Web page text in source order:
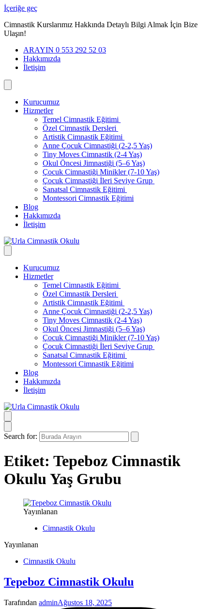
İçeriğe geç
Cimnastik Kurslarımız Hakkında Detaylı Bilgi Almak İçin Bize
Ulaşın!
ARAYIN 0 553 292 52 03
Hakkımızda
İletişim
Kurucumuz
Hizmetler
Temel Cimnastik Eğitimi
Özel Cimnastik Dersleri
Artistik Cimnastik Eğitimi
Anne Çocuk Cimnastiği (2-2,5 Yaş)
Tiny Moves Cimnastik (2-4 Yaş)
Okul Öncesi Jimnastiği (5–6 Yaş)
Çocuk Cimnastiği Minikler (7-10 Yaş)
Çocuk Cimnastiği İleri Seviye Grup
Sanatsal Cimnastik Eğitimi
Montessori Cimnastik Eğitimi
Blog
Hakkımızda
İletişim
Kurucumuz
Hizmetler
Temel Cimnastik Eğitimi
Özel Cimnastik Dersleri
Artistik Cimnastik Eğitimi
Anne Çocuk Cimnastiği (2-2,5 Yaş)
Tiny Moves Cimnastik (2-4 Yaş)
Okul Öncesi Jimnastiği (5–6 Yaş)
Çocuk Cimnastiği Minikler (7-10 Yaş)
Çocuk Cimnastiği İleri Seviye Grup
Sanatsal Cimnastik Eğitimi
Montessori Cimnastik Eğitimi
Blog
Hakkımızda
İletişim
Search for:
Etiket: Tepeboz Cimnastik
Okulu Yaş Grubu
Yayınlanan
Cimnastik Okulu
Yayınlanan
Cimnastik Okulu
Tepeboz Cimnastik Okulu
Tarafından adminAğustos 18, 2025